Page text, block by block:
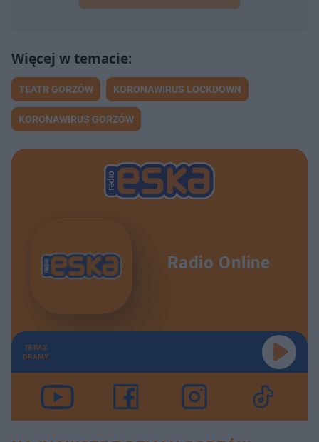
TEATR GORZÓW KORONAWIRUS LOCKDOWN
KORONAWIRUS GORZÓW
Radio Online
TERAZ
GRAMY